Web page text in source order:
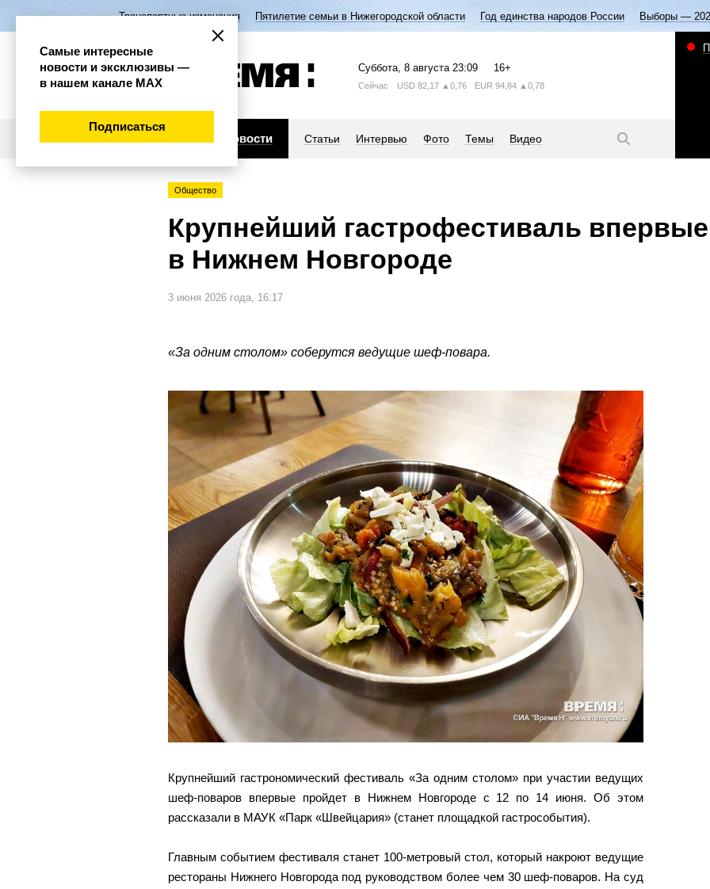
Транспортные изменения Пятилетие семьи в Нижегородской области Год единства народов России Выборы —
Суббота, 8 августа 23:09 16+
Сейчас USD 82,17 ▲0,76 EUR 94,84 ▲0,78
Новости Статьи Интервью Фото Темы Видео
Общество
Крупнейший гастрофестиваль
в Нижнем Новгороде
3 июня 2026 года, 16:17
«За одним столом» соберутся ведущие шеф-повара.
Крупнейший гастрономический фестиваль «За одним столом» при участии ведущих
шеф-поваров впервые пройдет в Нижнем Новгороде с 12 по 14 июня. Об этом
рассказали в МАУК «Парк «Швейцария» (станет площадкой гастрособытия).
Главным событием фестиваля станет 100-метровый стол, который накроют ведущие
рестораны Нижнего Новгорода под руководством более чем 30 шеф-поваров. На суд
Самые интересные
новости и эксклюзивы —
в нашем канале МАХ
Подписаться